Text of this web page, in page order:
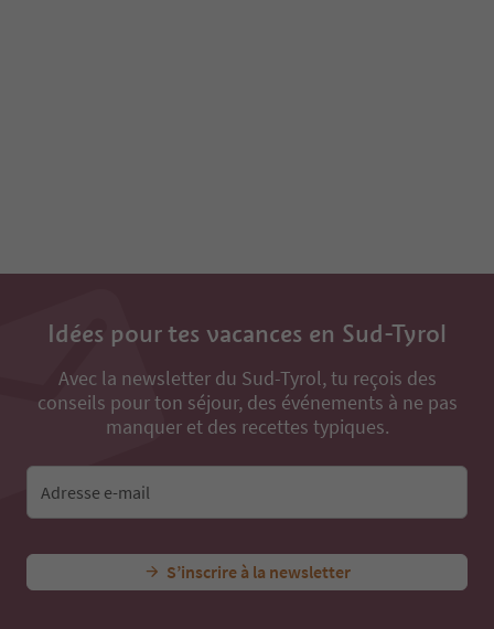
Idées pour tes vacances en Sud-Tyrol
Avec la newsletter du Sud-Tyrol, tu reçois des
conseils pour ton séjour, des événements à ne pas
manquer et des recettes typiques.
Adresse e-mail
S’inscrire à la newsletter